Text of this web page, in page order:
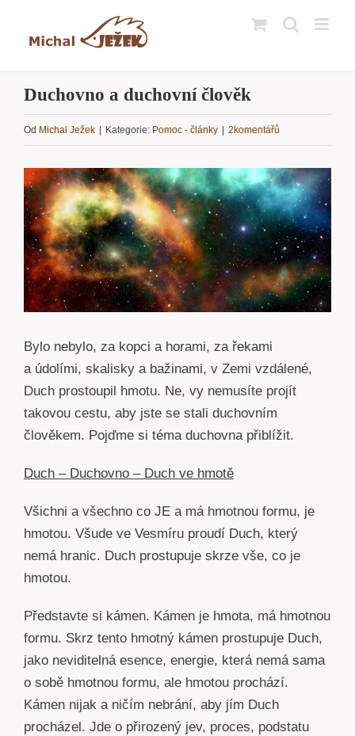
Duchovno a duchovní člověk
Od Michal Ježek Kategorie: Pomoc - články 2komentářů
Zobrazit
větší
obrázek
Bylo nebylo, za kopci a horami, za řekami
a údolími, skalisky a bažinami, v Zemi vzdálené,
Duch prostoupil hmotu. Ne, vy nemusíte projít
takovou cestu, aby jste se stali duchovním
člověkem. Pojďme si téma duchovna přiblížit.
Duch – Duchovno – Duch ve hmotě
Všichni a všechno co JE a má hmotnou formu, je
hmotou. Všude ve Vesmíru proudí Duch, který
nemá hranic. Duch prostupuje skrze vše, co je
hmotou.
Představte si kámen. Kámen je hmota, má hmotnou
formu. Skrz tento hmotný kámen prostupuje Duch,
jako neviditelná esence, energie, která nemá sama
o sobě hmotnou formu, ale hmotou prochází.
Kámen nijak a ničím nebrání, aby jím Duch
procházel. Jde o přirozený jev, proces, podstatu